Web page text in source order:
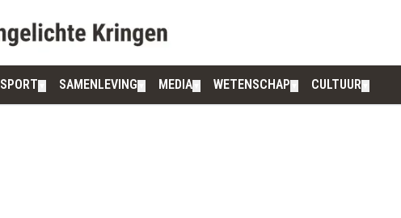
SPORT SAMENLEVING MEDIA WETENSCHAP CULTUUR